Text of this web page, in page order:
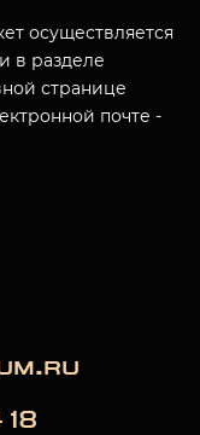
осуществляется
в разделе
странице
почте -
18